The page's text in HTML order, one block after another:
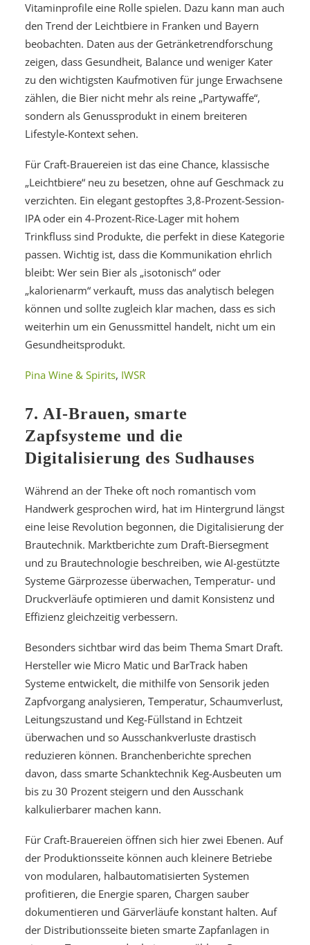
Vitaminprofile eine Rolle spielen. Dazu kann man auch
den Trend der Leichtbiere in Franken und Bayern
beobachten. Daten aus der Getränketrendforschung
zeigen, dass Gesundheit, Balance und weniger Kater
zu den wichtigsten Kaufmotiven für junge Erwachsene
zählen, die Bier nicht mehr als reine „Partywaffe“,
sondern als Genussprodukt in einem breiteren
Lifestyle-Kontext sehen.
Für Craft-Brauereien ist das eine Chance, klassische
„Leichtbiere“ neu zu besetzen, ohne auf Geschmack zu
verzichten. Ein elegant gestopftes 3,8-Prozent-Session-
IPA oder ein 4-Prozent-Rice-Lager mit hohem
Trinkfluss sind Produkte, die perfekt in diese Kategorie
passen. Wichtig ist, dass die Kommunikation ehrlich
bleibt: Wer sein Bier als „isotonisch“ oder
„kalorienarm“ verkauft, muss das analytisch belegen
können und sollte zugleich klar machen, dass es sich
weiterhin um ein Genussmittel handelt, nicht um ein
Gesundheitsprodukt.
Pina Wine & Spirits, IWSR
7. AI-Brauen, smarte
Zapfsysteme und die
Digitalisierung des Sudhauses
Während an der Theke oft noch romantisch vom
Handwerk gesprochen wird, hat im Hintergrund längst
eine leise Revolution begonnen, die Digitalisierung der
Brautechnik. Marktberichte zum Draft-Biersegment
und zu Brautechnologie beschreiben, wie AI-gestützte
Systeme Gärprozesse überwachen, Temperatur- und
Druckverläufe optimieren und damit Konsistenz und
Effizienz gleichzeitig verbessern.
Besonders sichtbar wird das beim Thema Smart Draft.
Hersteller wie Micro Matic und BarTrack haben
Systeme entwickelt, die mithilfe von Sensorik jeden
Zapfvorgang analysieren, Temperatur, Schaumverlust,
Leitungszustand und Keg-Füllstand in Echtzeit
überwachen und so Ausschankverluste drastisch
reduzieren können. Branchenberichte sprechen
davon, dass smarte Schanktechnik Keg-Ausbeuten um
bis zu 30 Prozent steigern und den Ausschank
kalkulierbarer machen kann.
Für Craft-Brauereien öffnen sich hier zwei Ebenen. Auf
der Produktionsseite können auch kleinere Betriebe
von modularen, halbautomatisierten Systemen
profitieren, die Energie sparen, Chargen sauber
dokumentieren und Gärverläufe konstant halten. Auf
der Distributionsseite bieten smarte Zapfanlagen in